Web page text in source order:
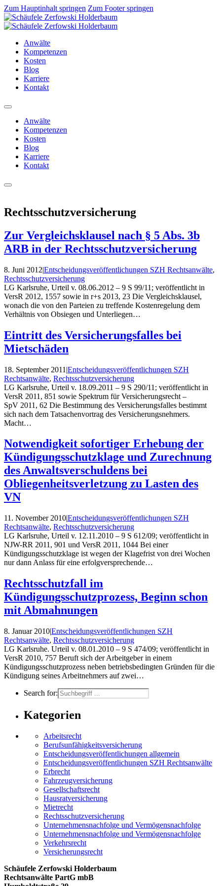
Zum Hauptinhalt springen Zum Footer springen
Anwälte
Kompetenzen
Kosten
Blog
Karriere
Kontakt
Anwälte
Kompetenzen
Kosten
Blog
Karriere
Kontakt
Rechtsschutzversicherung
Zur Vergleichsklausel nach § 5 Abs. 3b
ARB in der Rechtsschutzversicherung
8. Juni 2012|Entscheidungs­veröffentlichungen SZH Rechtsanwälte,
Rechtsschutzversicherung
LG Karlsruhe, Urteil v. 08.06.2012 – 9 S 99/11; veröffentlicht in
VersR 2012, 1557 sowie in r+s 2013, 23 Die Vergleichsklausel,
wonach die von den Parteien zu treffende Kostenregelung dem
Verhältnis von Obsiegen und Unterliegen…
Eintritt des Versicherungsfalles bei
Mietschäden
18. September 2011 |Entscheidungs­veröffentlichungen SZH
Rechtsanwälte, Rechtsschutzversicherung
LG Karlsruhe, Urteil v. 18.09.2011 – 9 S 290/11; veröffentlicht in
VersR 2011, 851 sowie Spektrum für Versicherungsrecht –
SpV 2011, 62 Die Bestimmung des Versicherungsfalles bestimmt
sich nach dem Tatsachenvortrag des Versicherungsnehmers.
Macht…
Notwendigkeit sofortiger Erhebung der
Kündigungsschutzklage und Zurechnung
des Anwaltsverschuldens bei
Obliegenheitsverletzung zu Lasten des
VN
11. November 2010|Entscheidungs­veröffentlichungen SZH
Rechtsanwälte, Rechtsschutzversicherung
LG Karlsruhe, Urteil v. 12.11.2010 – 9 S 612/09; veröffentlicht in
NJW-RR 2011, 901 und VersR 2011, 1044 Bei einer
Kündigungsschutzklage ist wegen der Klagefrist von drei Wochen
nur dann Anlass für eine erfolgversprechende…
Rechtsschutzfall im
Kündigungsschutzprozess, Beginn schon
mit Abmahnungen
8. Januar 2010|Entscheidungs­veröffentlichungen SZH
Rechtsanwälte, Rechtsschutzversicherung
LG Karlsruhe. Urteil v. 08.01.2010 – 9 S 474/09; veröffentlicht in
VersR 2010, 757 Beruft sich der Arbeitgeber in einem
Kündigungsschutzprozess neben betriebsbedingten Gründen für die
Kündigung seines Arbeitnehmers auf zwei…
Search for:
Kategorien
Arbeitsrecht
Berufsunfähigkeitsversicherung
Entscheidungs­­veröffentlichungen allgemein
Entscheidungs­veröffentlichungen SZH Rechtsanwälte
Erbrecht
Fahrzeugversicherung
Gesellschaftsrecht
Hausratversicherung
Mietrecht
Rechtsschutzversicherung
Unternehmensnachfolge und Vermögensnachfolge
Unternehmensnachfolge und Vermögensnachfolge
Verkehrsrecht
Versicherungsrecht
Schäufele Zerfowski Holderbaum
Rechtsanwälte PartG mbB